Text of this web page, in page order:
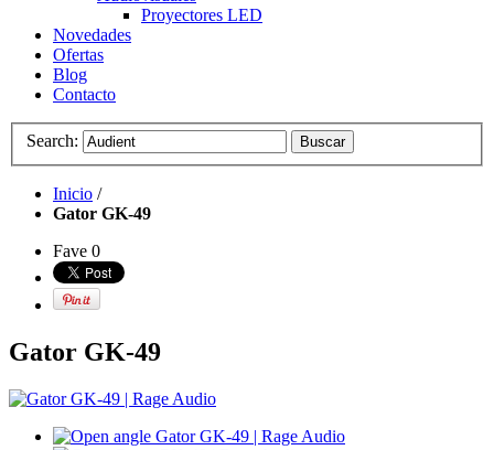
Proyectores LED
Novedades
Ofertas
Blog
Contacto
Search: Buscar
Inicio /
Gator GK-49
Fave 0
Gator GK-49